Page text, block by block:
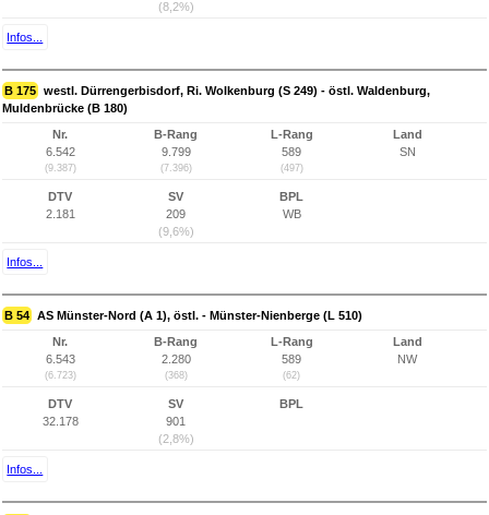
(8,2%)
Infos...
B 175 westl. Dürrengerbisdorf, Ri. Wolkenburg (S 249) - östl. Waldenburg,
Muldenbrücke (B 180)
Nr.
6.542
(9.387)
B-Rang
9.799
(7.396)
L-Rang
589
(497)
Land
SN
DTV
2.181
SV
209
(9,6%)
BPL
WB
Infos...
B 54 AS Münster-Nord (A 1), östl. - Münster-Nienberge (L 510)
Nr.
6.543
(6.723)
B-Rang
2.280
(368)
L-Rang
589
(62)
Land
NW
DTV
32.178
SV
901
(2,8%)
BPL
Infos...